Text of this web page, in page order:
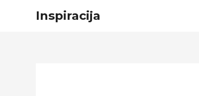
Inspiracija